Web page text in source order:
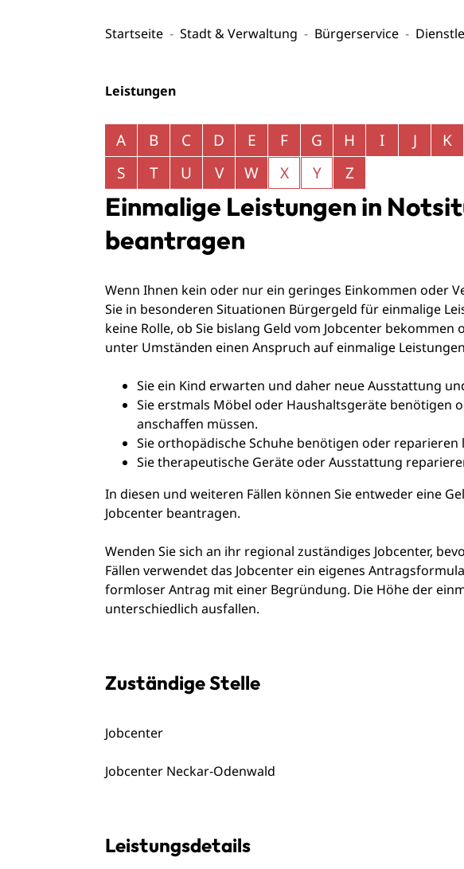
Startseite Stadt & Verwaltung Bürgerservice
Leistungen
Alphabetisches Register überspringen
A B C D E F G H I J K
S
T U V W X Y Z
Einmalige Leistungen in
beantragen
Wenn Ihnen kein oder nur ein geringes Einkommen oder
Sie in besonderen Situationen Bürgergeld für einmalige
keine Rolle, ob Sie bislang Geld vom Jobcenter
unter Umständen einen Anspruch auf einmalige
Sie ein Kind erwarten und daher neue Ausstattung
Sie erstmals Möbel oder Haushaltsgeräte benötigen
anschaffen müssen.
Sie orthopädische Schuhe benötigen oder reparieren
Sie therapeutische Geräte oder Ausstattung
In diesen und weiteren Fällen können Sie entweder eine
Jobcenter beantragen.
Wenden Sie sich an ihr regional zuständiges Jobcenter,
Fällen verwendet das Jobcenter ein eigenes
formloser Antrag mit einer Begründung. Die Höhe der
unterschiedlich ausfallen.
Zuständige Stelle
Jobcenter
Jobcenter Neckar-Odenwald
Leistungsdetails